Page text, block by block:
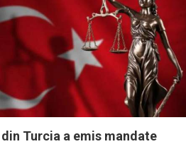
Turcia a emis mandate